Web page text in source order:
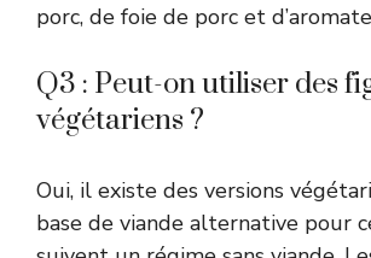
porc, de foie de porc et
Q3 : Peut-on utiliser des
végétariens ?
Oui, il existe des versions
base de viande alternative pour